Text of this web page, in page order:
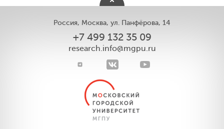
Россия, Москва, ул. Панфёрова, 14
+7 499 132 35 09
research.info@mgpu.ru